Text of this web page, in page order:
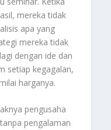
mereka tidak
apa yang
mereka tidak
dengan ide dan
setiap kegagalan,
harganya.
pengusaha
pengalaman